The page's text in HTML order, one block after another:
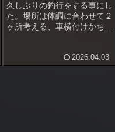
久しぶりの釣行をする事にし
た。場所は体調に合わせて２
ヶ所考える、車横付けかちょ
＆段差がある浅場へ入る事に
した。ここは今年初めて入
2026.04.03